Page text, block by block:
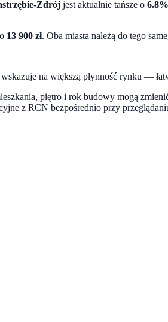
Zdrój jest aktualnie tańsze o 6.8%
13 900 zł. Oba miasta należą do tego
na większą płynność rynku —
piętro i rok budowy mogą
z RCN bezpośrednio przy